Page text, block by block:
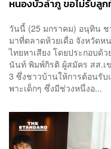
หนองบัวลำภู ขอไม่รับลู
วันนี้ (25 มกราคม) อนุทิน
มาที่ตลาดห้วยเดื่อ จังหวัดห
ไทยหาเสียง โดยประกอบ
นันท์ พิมพ์กิรติ ผู้สมัคร สส.
3 ซึ่งชาวบ้านให้การต้อนรับ
พาะเด็กๆ ซึ่งมีช่วงหนึ่งอ...